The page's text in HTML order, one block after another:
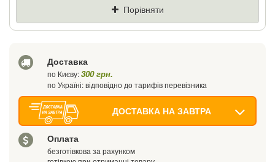
Порівняти
Доставка
по Києву:300 грн.
по Україні: відповідно до тарифів перевізника
ДОСТАВКА НА ЗАВТРА
Оплата
безготівкова за рахунком